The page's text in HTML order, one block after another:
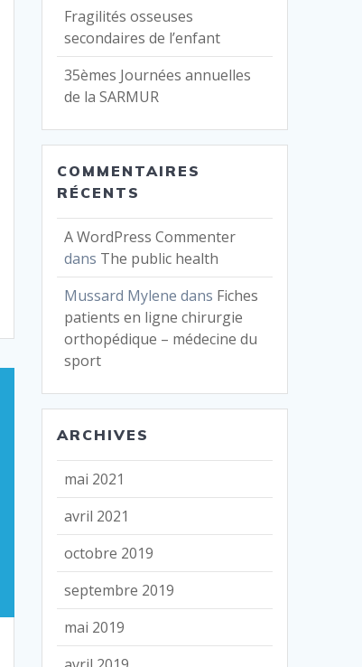
Fragilités osseuses
secondaires de l’enfant
35èmes Journées annuelles
de la SARMUR
COMMENTAIRES
RÉCENTS
A WordPress Commenter
dans The public health
Mussard Mylene dans Fiches
patients en ligne chirurgie
orthopédique – médecine du
sport
ARCHIVES
mai 2021
avril 2021
octobre 2019
septembre 2019
mai 2019